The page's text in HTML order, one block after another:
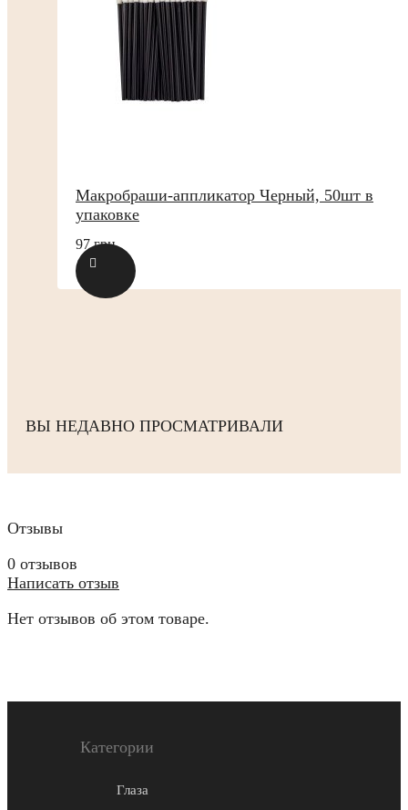
Макробраши-аппликатор Черный, 50шт в
упаковке
97 грн.
ВЫ НЕДАВНО ПРОСМАТРИВАЛИ
Отзывы
0 отзывов
Написать отзыв
Нет отзывов об этом товаре.
Категории
Глаза